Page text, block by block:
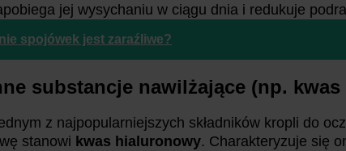
jej wysychaniu w ciągu dnia i redukuje
spojówek jest zaraźliwe?
substancje nawilżające (np.
z najpopularniejszych składników kropli do
stanowi kwas hialuronowy. Charakteryzuje się